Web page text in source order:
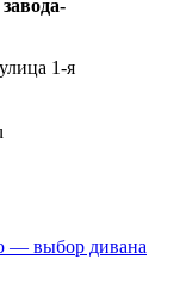
1-я
— выбор дивана